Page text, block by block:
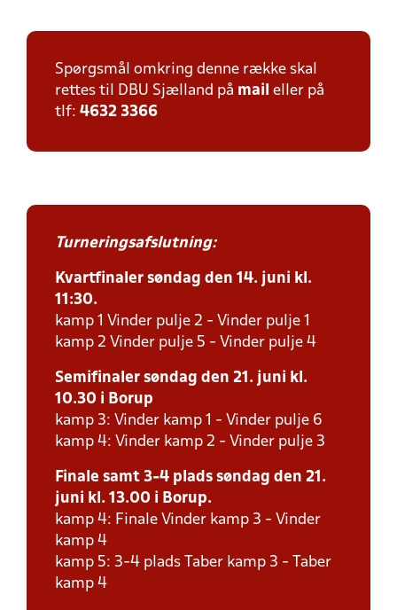
Spørgsmål omkring denne række skal
rettes til DBU Sjælland på mail eller på
tlf: 4632 3366
Turneringsafslutning:
Kvartfinaler søndag den 14. juni kl.
11:30.
kamp 1 Vinder pulje 2 - Vinder pulje 1
kamp 2 Vinder pulje 5 - Vinder pulje 4
Semifinaler søndag den 21. juni kl.
10.30 i Borup
kamp 3: Vinder kamp 1 - Vinder pulje 6
kamp 4: Vinder kamp 2 - Vinder pulje 3
Finale samt 3-4 plads søndag den 21.
juni kl. 13.00 i Borup.
kamp 4: Finale Vinder kamp 3 - Vinder
kamp 4
kamp 5: 3-4 plads Taber kamp 3 - Taber
kamp 4